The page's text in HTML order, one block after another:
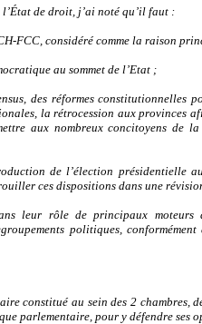
de droit, j’ai noté qu’il faut :
FCC, considéré comme la raison
au sommet de l’Etat ;
des réformes constitutionnelles
la rétrocession aux provinces
aux nombreux concitoyens de
de l’élection présidentielle
ces dispositions dans une
leur rôle de principaux
politiques,
constitué au sein des 2 chambres,
parlementaire, pour y défendre ses